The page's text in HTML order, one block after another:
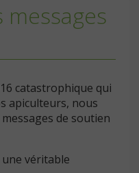
catastrophique qui
apiculteurs, nous
de soutien
une véritable